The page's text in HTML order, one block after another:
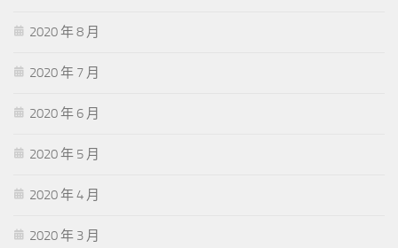
2020 年 8 月
2020 年 7 月
2020 年 6 月
2020 年 5 月
2020 年 4 月
2020 年 3 月